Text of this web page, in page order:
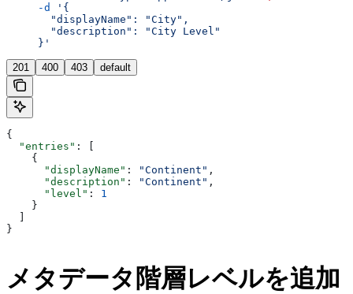
     -d
'{
       "displayName": "City",
       "description": "City Level"
     }'
201 400 403 default
{
  "entries"
: [
    {
      "displayName"
: "Continent" ,
      "description"
: "Continent" ,
      "level"
: 1
    }
  ]
}
メタデータ階層レベルを追加